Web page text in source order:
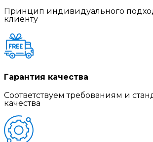
Принцип индивидуального
клиенту
Гарантия качества
Соответствуем требованиям и
качества